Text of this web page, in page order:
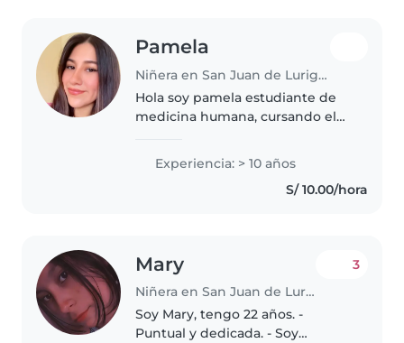
Pamela
Niñera en San Juan de Lurigancho
Hola soy pamela estudiante de
medicina humana, cursando el
gusta enseñar y sobre todo soy
Experiencia: > 10 años
S/ 10.00/hora
Mary
Niñera en San Juan de Lurigancho
3
Soy Mary, tengo 22 años. -
Puntual y dedicada. - Soy